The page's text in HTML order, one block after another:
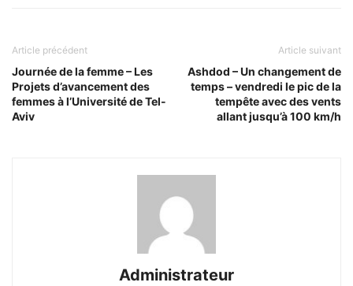
Article précédent
Journée de la femme – Les
Projets d’avancement des
femmes à l’Université de Tel-
Aviv
Article suivant
Ashdod – Un changement de
temps – vendredi le pic de la
tempête avec des vents
allant jusqu’à 100 km/h
Administrateur